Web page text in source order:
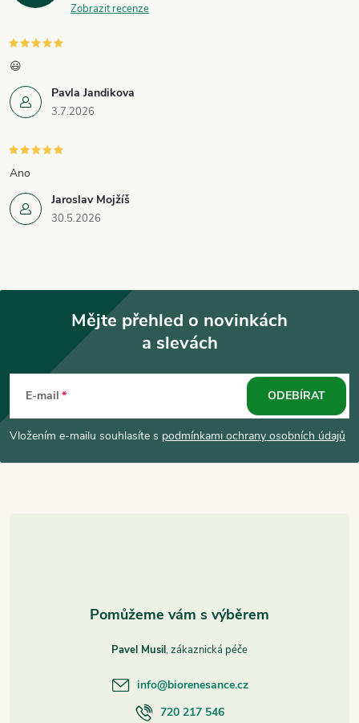
Zobrazit recenze
Pavla Jandikova
3.7.2026
😃
Jaroslav Mojžíš
30.5.2026
Ano
p
a
Mějte přehled o novinkách
a slevách
E-mail
Vložením e-mailu souhlasíte s podmínkami ochrany osobních údajů
ODEBÍRAT
Pavel Musil
info@biorenesance.cz
720 217 546